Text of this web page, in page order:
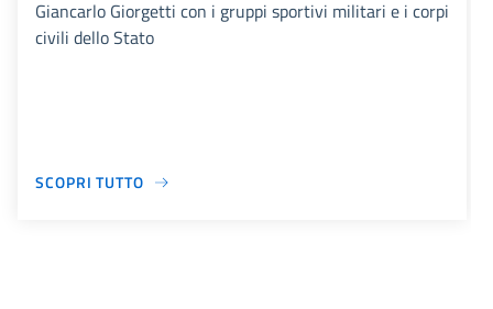
Giancarlo Giorgetti con i gruppi sportivi militari e i corpi
civili dello Stato
SCOPRI TUTTO